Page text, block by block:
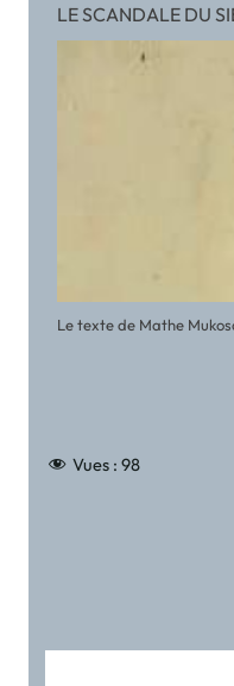
LE SCANDALE DU
Le texte de Mathe
Vues : 98